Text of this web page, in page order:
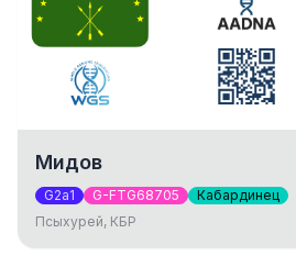
Мидов
G2a1 G-FTG68705 Кабардинец
Псыхурей, КБР